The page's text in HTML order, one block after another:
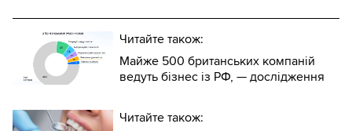
Читайте також:
Майже 500 британських компаній
ведуть бізнес із РФ, — дослідження
Читайте також: